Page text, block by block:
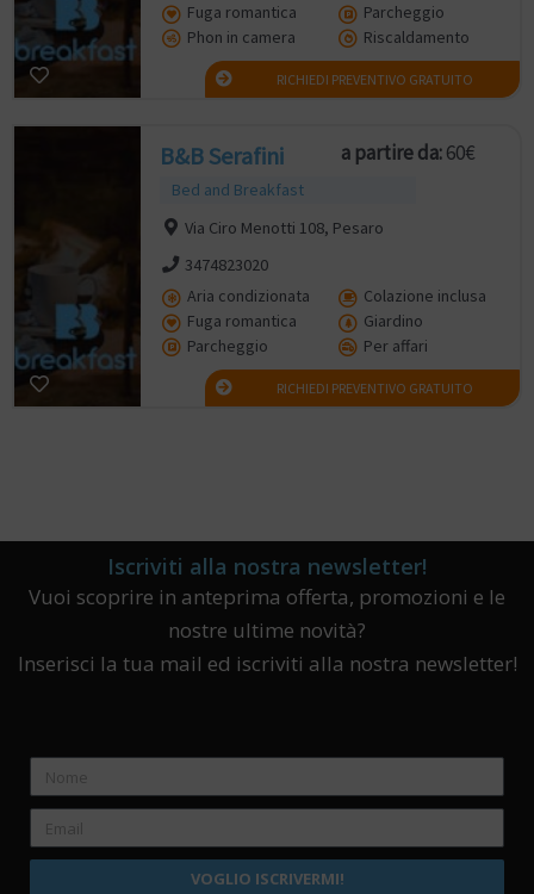
Fuga romantica
Parcheggio
Phon in camera
Riscaldamento
RICHIEDI PREVENTIVO GRATUITO
B&B Serafini
Bed and Breakfast
a partire da:60€
Via Ciro Menotti 108, Pesaro
3474823020
Aria condizionata
Colazione inclusa
Fuga romantica
Giardino
Parcheggio
Per affari
RICHIEDI PREVENTIVO GRATUITO
Iscriviti alla nostra newsletter!
Vuoi scoprire in anteprima offerta, promozioni e le
nostre ultime novità?
Inserisci la tua mail ed iscriviti alla nostra newsletter!
VOGLIO ISCRIVERMI!